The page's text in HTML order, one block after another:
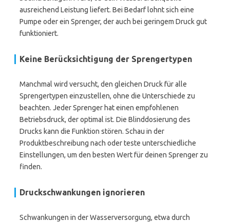
ausreichend Leistung liefert. Bei Bedarf lohnt sich eine
Pumpe oder ein Sprenger, der auch bei geringem Druck gut
funktioniert.
Keine Berücksichtigung der Sprengertypen
Manchmal wird versucht, den gleichen Druck für alle
Sprengertypen einzustellen, ohne die Unterschiede zu
beachten. Jeder Sprenger hat einen empfohlenen
Betriebsdruck, der optimal ist. Die Blinddosierung des
Drucks kann die Funktion stören. Schau in der
Produktbeschreibung nach oder teste unterschiedliche
Einstellungen, um den besten Wert für deinen Sprenger zu
finden.
Druckschwankungen ignorieren
Schwankungen in der Wasserversorgung, etwa durch